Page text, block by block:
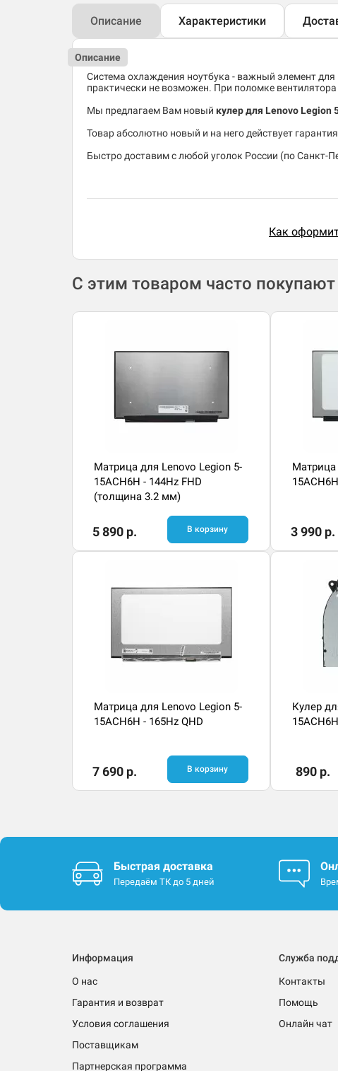
Описание Характеристики
Описание
Система охлаждения ноутбука - важный элемент
практически не возможен. При поломке
Мы предлагаем Вам новый кулер для Lenovo Legion
Товар абсолютно новый и на него действует
Быстро доставим с любой уголок России (по Санкт-
Как
С этим товаром часто покупают
Матрица для Lenovo Legion 5-
15ACH6H - 144Hz FHD
(толщина 3.2 мм)
5 890 р. В корзину
Матрица
3 990 р.
Матрица для Lenovo Legion 5-
15ACH6H - 165Hz QHD
7 690 р. В корзину
Кулер
890 р.
Быстрая доставка
Передаём ТК до 5 дней
Информация
О нас
Гарантия и возврат
Условия соглашения
Поставщикам
Партнерская программа
Служба
Контакты
Помощь
Онлайн чат